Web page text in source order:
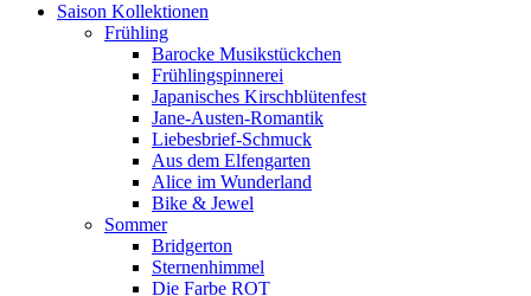
Saison Kollektionen
Frühling
Barocke Musikstückchen
Frühlingspinnerei
Japanisches Kirschblütenfest
Jane-Austen-Romantik
Liebesbrief-Schmuck
Aus dem Elfengarten
Alice im Wunderland
Bike & Jewel
Sommer
Bridgerton
Sternenhimmel
Die Farbe ROT